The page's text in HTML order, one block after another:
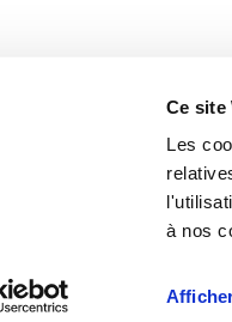
Ce site
Les
à nos
Avez-vous des questions
Lun-Ven de 8h30 à 17h30